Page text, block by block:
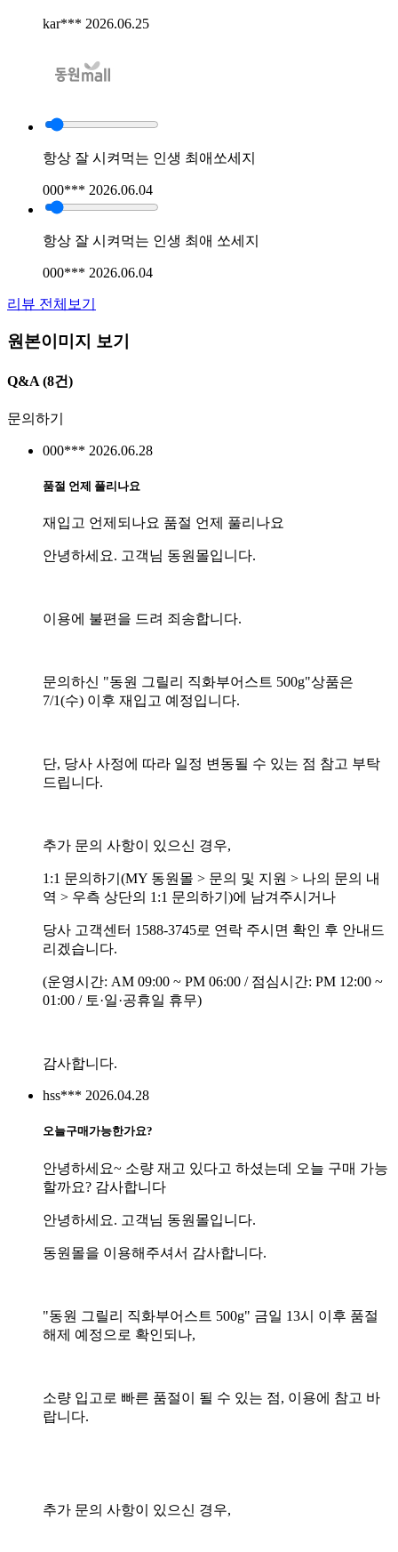
kar*** 2026.06.25
항상 잘 시켜먹는 인생 최애쏘세지
000*** 2026.06.04
항상 잘 시켜먹는 인생 최애 쏘세지
000*** 2026.06.04
리뷰 전체보기
원본이미지 보기
Q&A (8건)
문의하기
000*** 2026.06.28
품절 언제 풀리나요
재입고 언제되나요 품절 언제 풀리나요
안녕하세요. 고객님 동원몰입니다.
이용에 불편을 드려 죄송합니다.
문의하신 "동원 그릴리 직화부어스트 500g"상품은
7/1(수) 이후 재입고 예정입니다.
단, 당사 사정에 따라 일정 변동될 수 있는 점 참고 부탁
드립니다.
추가 문의 사항이 있으신 경우,
1:1 문의하기(MY 동원몰 > 문의 및 지원 > 나의 문의 내
역 > 우측 상단의 1:1 문의하기)에 남겨주시거나
당사 고객센터 1588-3745로 연락 주시면 확인 후 안내드
리겠습니다.
(운영시간: AM 09:00 ~ PM 06:00 / 점심시간: PM 12:00 ~
01:00 / 토·일·공휴일 휴무)
감사합니다.
hss*** 2026.04.28
오늘구매가능한가요?
안녕하세요~ 소량 재고 있다고 하셨는데 오늘 구매 가능
할까요? 감사합니다
안녕하세요. 고객님 동원몰입니다.
동원몰을 이용해주셔서 감사합니다.
"동원 그릴리 직화부어스트 500g" 금일 13시 이후 품절
해제 예정으로 확인되나,
소량 입고로 빠른 품절이 될 수 있는 점, 이용에 참고 바
랍니다.
추가 문의 사항이 있으신 경우,